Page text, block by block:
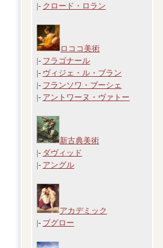
|- クロード・ロラン
ロココ美術
|- フラゴナール
|- ヴィジェ・ル・ブラン
|- フランソワ・ブーシェ
|- アントワーヌ・ヴァトー
新古典美術
|- ダヴィッド
|- アングル
アカデミック
|- ブグロー